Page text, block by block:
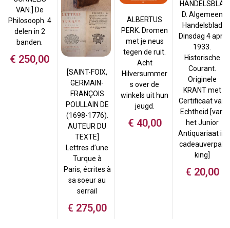
VAN.] De
Philosooph. 4
delen in 2
banden.
€ 250,00
[SAINT-FOIX,
GERMAIN-
FRANÇOIS
POULLAIN DE
(1698-1776).
AUTEUR DU
TEXTE]
Lettres d’une
Turque à
Paris, écrites à
sa soeur au
serrail
€ 275,00
ALBERTUS
PERK. Dromen
met je neus
tegen de ruit.
Acht
Hilversummer
s over de
winkels uit hun
jeugd.
€ 40,00
HANDELSBLA
D. Algemeen
Handelsblad
Dinsdag 4 april
1933.
Historische
Courant.
Originele
KRANT met
Certificaat van
Echtheid [van
het Junior
Antiquariaat in
cadeauverpak
king]
€ 20,00